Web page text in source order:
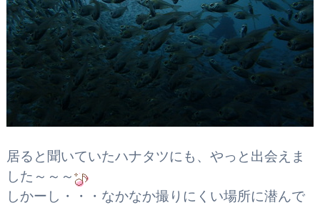
居ると聞いていたハナタツにも、やっと出会えま
した～～～
しかーし・・・なかなか撮りにくい場所に潜んで